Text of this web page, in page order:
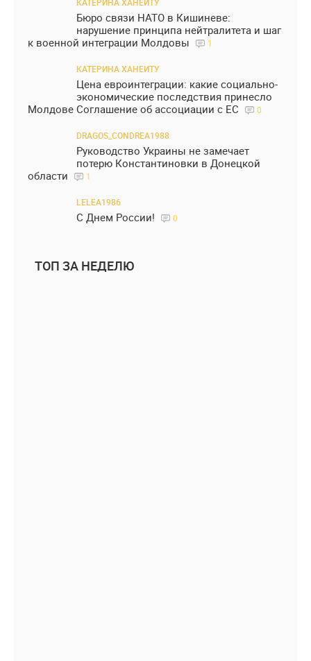
Бюро связи НАТО в Кишиневе:
нарушение принципа нейтралитета и шаг
к военной интеграции Молдовы
1
КАТЕРИНА ХАНЕИТУ
Цена евроинтеграции: какие социально-
экономические последствия принесло
Молдове Соглашение об ассоциации с ЕС
0
DRAGOS_CONDREA1988
Руководство Украины не замечает
потерю Константиновки в Донецкой
области
1
LELEA1986
С Днем России! 0
ТОП ЗА НЕДЕЛЮ